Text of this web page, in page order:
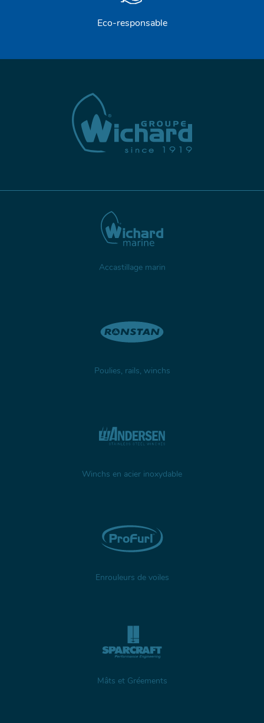
Eco-responsable
Accastillage marin
Poulies, rails, winchs
Winchs en acier inoxydable
Enrouleurs de voiles
Mâts et Gréements